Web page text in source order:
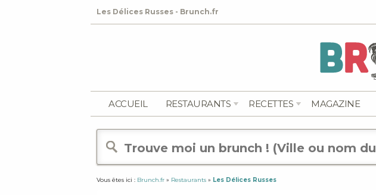
Les Délices Russes - Brunch.fr
ACCUEIL RESTAURANTS RECETTES MAGAZINE
Vous êtes ici : Brunch.fr » Restaurants » Les Délices Russes